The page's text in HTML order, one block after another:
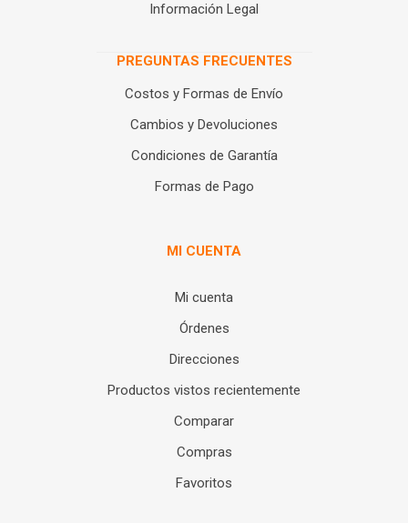
Información Legal
PREGUNTAS FRECUENTES
Costos y Formas de Envío
Cambios y Devoluciones
Condiciones de Garantía
Formas de Pago
MI CUENTA
Mi cuenta
Órdenes
Direcciones
Productos vistos recientemente
Comparar
Compras
Favoritos